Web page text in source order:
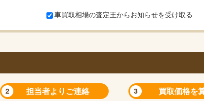
車買取相場の査定王からお知らせを受け取る
2 担当者よりご連絡 3 買取価格を